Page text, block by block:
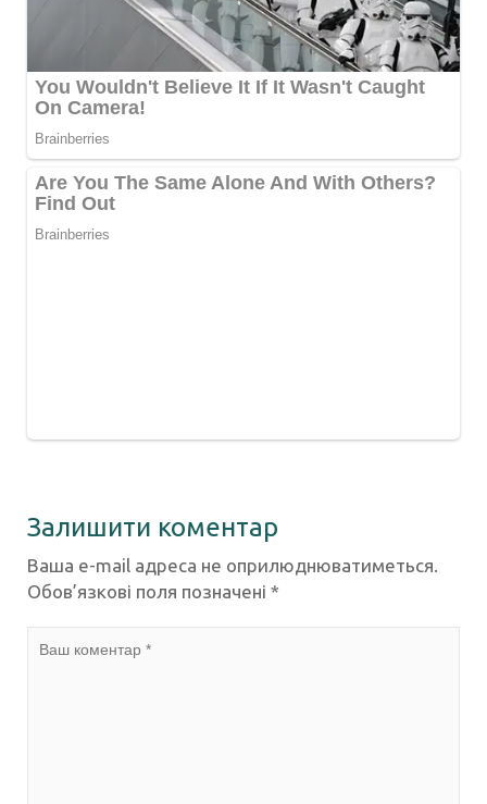
Залишити коментар
Ваша e-mail адреса не оприлюднюватиметься.
Обов’язкові поля позначені *